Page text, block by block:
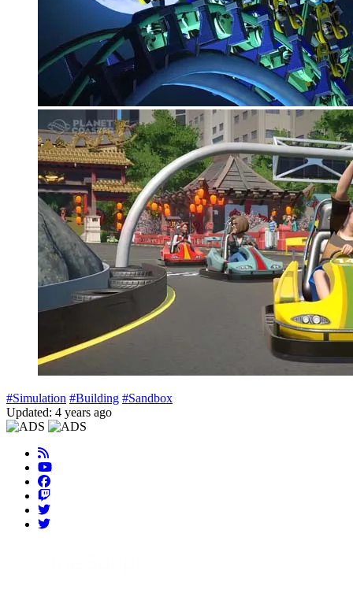
#Simulation #Building #Sandbox
Updated: 4 years ago